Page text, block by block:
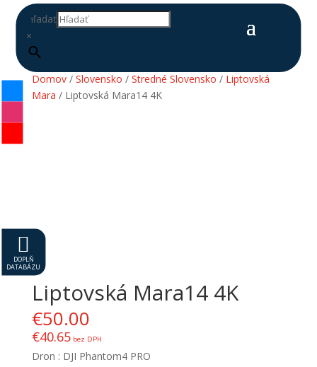
Hľadať
×

DOPLŇ
DATABÁZU
Domov/ Slovensko / Stredné Slovensko / Liptovská
Mara / Liptovská Mara14 4K
Liptovská Mara14 4K
€50.00
€40.65bez DPH
Dron : DJI Phantom4 PRO